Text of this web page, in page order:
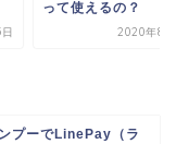
インペイ）って...
2021年1
プーでLinePay（ラ